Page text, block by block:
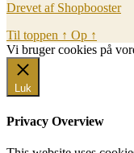
Drevet af Shopbooster
Til toppen ↑ Op ↑
Vi bruger cookies på
Luk
Privacy Overview